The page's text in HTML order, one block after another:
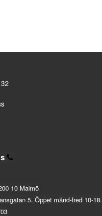
10 Malmö
5. Öppet månd-fred 10-18.